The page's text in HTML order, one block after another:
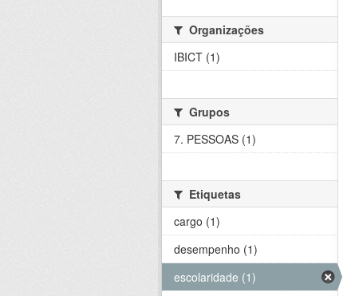
Organizações
IBICT (1)
Grupos
7. PESSOAS (1)
Etiquetas
cargo (1)
desempenho (1)
escolaridade (1)